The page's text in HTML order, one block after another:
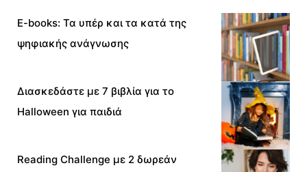
E-books: Τα υπέρ και τα κατά της
ψηφιακής ανάγνωσης
Διασκεδάστε με 7 βιβλία για το
Halloween για παιδιά
Reading Challenge με 2 δωρεάν